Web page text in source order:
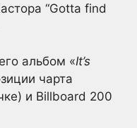
“Gotta find
альбом «It’s
чарта
и Billboard 200